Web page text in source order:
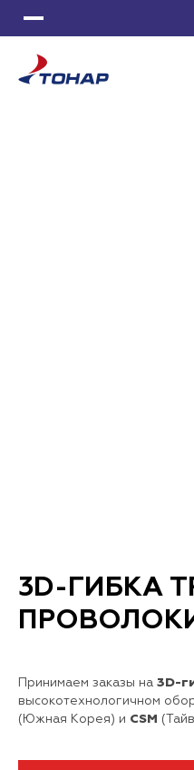
3D-ГИБКА
Принимаем заказы на 3D-
высокотехнологичном
(Южная Корея) и CSM